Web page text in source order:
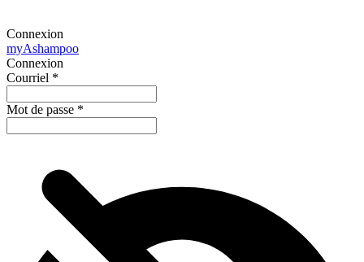
Connexion
myAshampoo
Connexion
Courriel *
Mot de passe *